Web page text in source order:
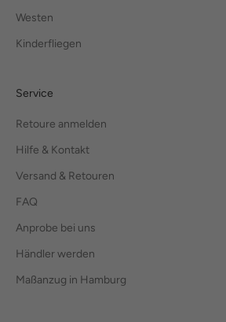
Westen
Kinderfliegen
Service
Retoure anmelden
Hilfe & Kontakt
Versand & Retouren
FAQ
Anprobe bei uns
Händler werden
Maßanzug in Hamburg